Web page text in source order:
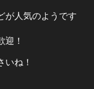
が人気のようです
迎！
いね！